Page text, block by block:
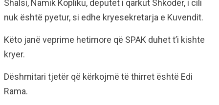
Shalsi, Namik Kopliku, deputet i qarkut Shkodër, i cili
nuk është pyetur, si edhe kryesekretarja e Kuvendit.
Këto janë veprime hetimore që SPAK duhet t’i kishte
kryer.
Dëshmitari tjetër që kërkojmë të thirret është Edi
Rama.